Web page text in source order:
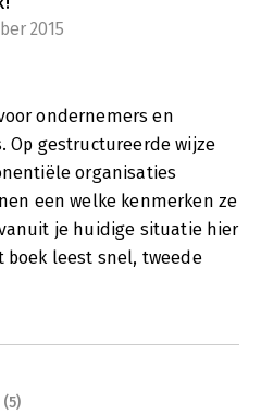
2015
ondernemers en
Op gestructureerde wijze
organisaties
een welke kenmerken ze
je huidige situatie hier
boek leest snel, tweede
(5)